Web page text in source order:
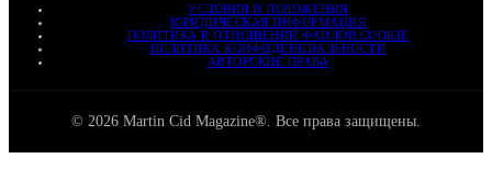
УСЛОВИЯ И ПОЛОЖЕНИЯ
ЮРИДИЧЕСКАЯ ИНФОРМАЦИЯ
ПОЛИТИКА В ОТНОШЕНИИ ФАЙЛОВ COOKIE
ПОЛИТИКА КОНФИДЕНЦИАЛЬНОСТИ
АВТОРСКИЕ ПРАВА
© 2026 Martin Cid Magazine®. Все права защищены.